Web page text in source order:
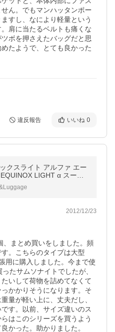
ん。でもマンハッタンポー
すし、なにより軽量という
肩に当たるベルトも痛くな
ボを押さえたバッグだと思
たようで、とても良かった
違反報告 いいね 0
クスライト アルファ エー
LIGHT α スーツ
ッグ 95L 00414
2012/12/23
まとめ買いをしました。頻
。こちらのタイプは大型
用に購入しました。今まで使
たサムソナイトでしたが、
いして荷物を詰めてなくて
かかりそうになります。そ
量が軽い上に、丈夫だし、
す。以前、サイズ違いのス
はこのシリーズを買うよう
かった。助かりました。